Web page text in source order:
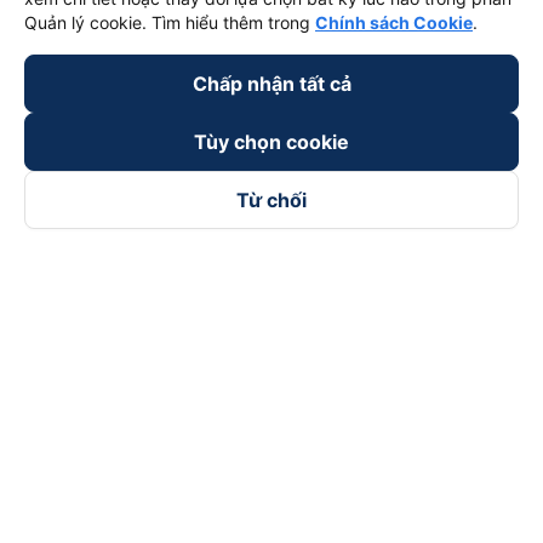
Quản lý cookie. Tìm hiểu thêm trong Chính sách Cookie.
Chấp nhận tất cả
Tùy chọn cookie
Từ chối